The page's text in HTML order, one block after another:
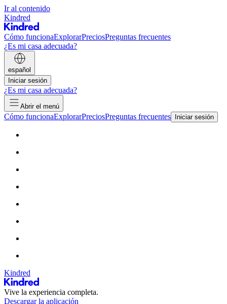
Ir al contenido
Kindred
Cómo funcionaExplorarPreciosPreguntas frecuentes
¿Es mi casa adecuada?
español
Iniciar sesión
¿Es mi casa adecuada?
Abrir el menú
Cómo funcionaExplorarPreciosPreguntas frecuentes Iniciar sesión
Kindred
Vive la experiencia completa.
Descargar la aplicación